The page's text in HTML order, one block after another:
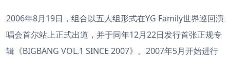
2006年8月19日，组合以五人组形式在YG Family世界巡回演
唱会首尔站上正式出道，并于同年12月22日发行首张正规专
辑《BIGBANG VOL.1 SINCE 2007》。2007年5月开始进行